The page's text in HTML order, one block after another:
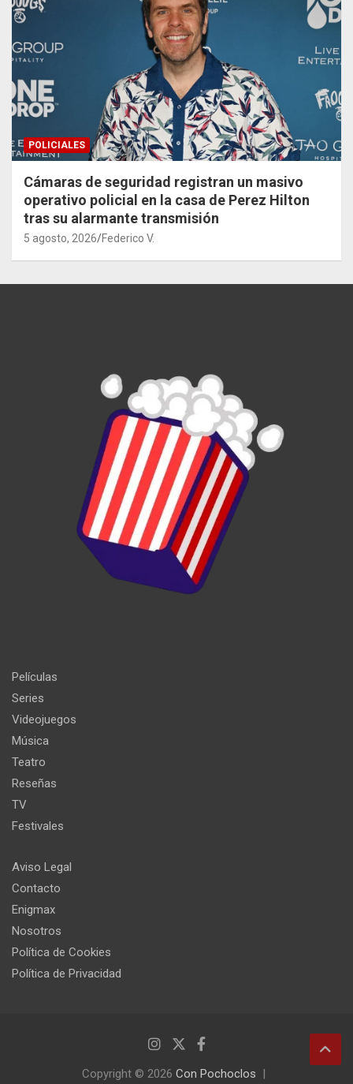
POLICIALES
Cámaras de seguridad registran un masivo
operativo policial en la casa de Perez Hilton
tras su alarmante transmisión
5 agosto, 2026 Federico V.
Películas
Series
Videojuegos
Música
Teatro
Reseñas
TV
Festivales
Aviso Legal
Contacto
Enigmax
Nosotros
Política de Cookies
Política de Privacidad
Copyright © 2026 Con Pochoclos